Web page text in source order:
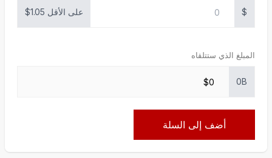
$ على الأقل 1.05$
المبلغ الذي ستتلقاه
0B
أضف إلى السلة